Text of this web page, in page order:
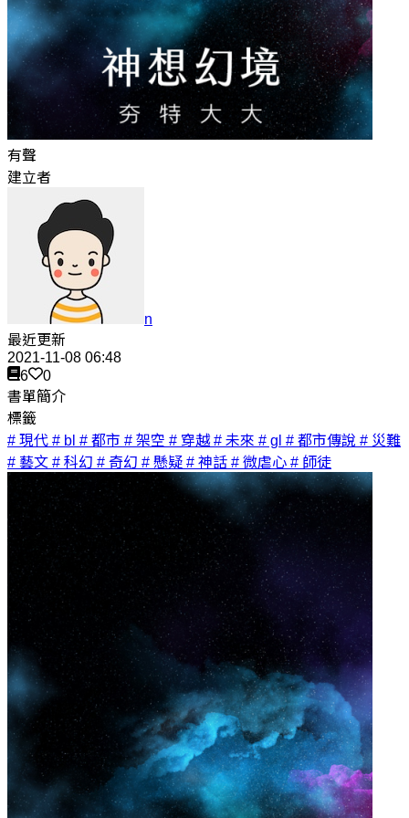
有聲
建立者
n
最近更新
2021-11-08 06:48
6
0
書單簡介
標籤
# 現代 # bl # 都市 # 架空 # 穿越# 未來 # gl # 都市傳說 # 災難
# 藝文 # 科幻 # 奇幻 # 懸疑 # 神話 # 微虐心 # 師徒